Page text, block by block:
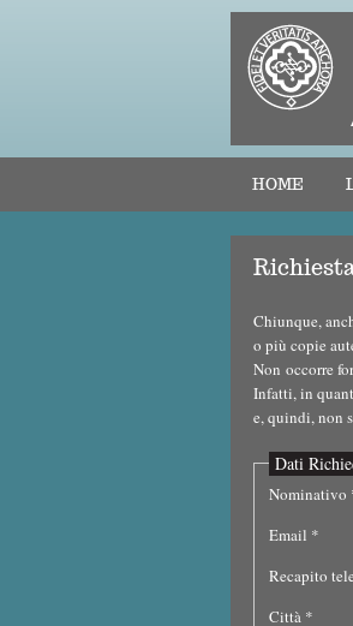
HOME
Chiunque,
o più copie
Non occorre
Infatti, in
e, quindi, non
Dati
Nominativo
Email *
Recapito
Città *